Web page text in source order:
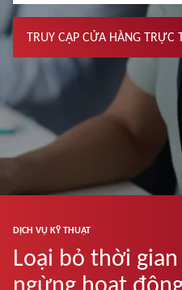
TRUY CẬP CỬA HÀNG TRỰC
DỊCH VỤ KỸ THUẬT
Loại bỏ thời gian